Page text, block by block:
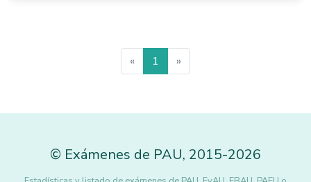
« 1 »
© Exámenes de PAU, 2015-2026